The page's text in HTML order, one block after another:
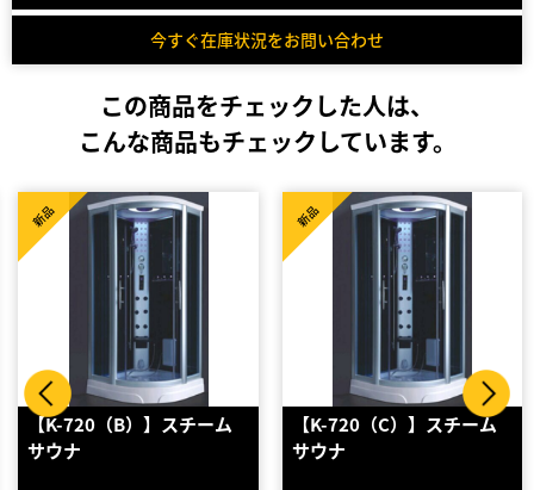
今すぐ在庫状況をお問い合わせ
この商品をチェックした人は、
こんな商品もチェックしています。
【K-720（C）】スチーム
サウナ
新品
【K-720（D）】スチーム
サウナ
新品